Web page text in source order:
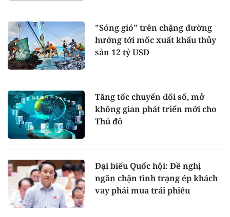
"Sóng gió" trên chặng đường
hướng tới mốc xuất khẩu thủy
sản 12 tỷ USD
Tăng tốc chuyển đổi số, mở
không gian phát triển mới cho
Thủ đô
Đại biểu Quốc hội: Đề nghị
ngăn chặn tình trạng ép khách
vay phải mua trái phiếu